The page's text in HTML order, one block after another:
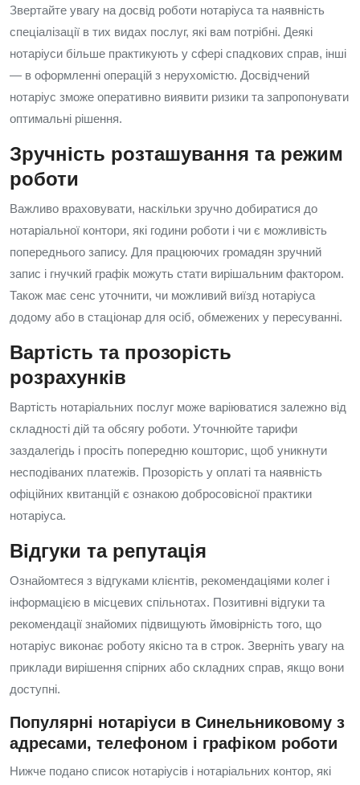
Звертайте увагу на досвід роботи нотаріуса та наявність
спеціалізації в тих видах послуг, які вам потрібні. Деякі
нотаріуси більше практикують у сфері спадкових справ, інші
— в оформленні операцій з нерухомістю. Досвідчений
нотаріус зможе оперативно виявити ризики та запропонувати
оптимальні рішення.
Зручність розташування та режим
роботи
Важливо враховувати, наскільки зручно добиратися до
нотаріальної контори, які години роботи і чи є можливість
попереднього запису. Для працюючих громадян зручний
запис і гнучкий графік можуть стати вирішальним фактором.
Також має сенс уточнити, чи можливий виїзд нотаріуса
додому або в стаціонар для осіб, обмежених у пересуванні.
Вартість та прозорість
розрахунків
Вартість нотаріальних послуг може варіюватися залежно від
складності дій та обсягу роботи. Уточнюйте тарифи
заздалегідь і просіть попередню кошторис, щоб уникнути
несподіваних платежів. Прозорість у оплаті та наявність
офіційних квитанцій є ознакою добросовісної практики
нотаріуса.
Відгуки та репутація
Ознайомтеся з відгуками клієнтів, рекомендаціями колег і
інформацією в місцевих спільнотах. Позитивні відгуки та
рекомендації знайомих підвищують ймовірність того, що
нотаріус виконає роботу якісно та в строк. Зверніть увагу на
приклади вирішення спірних або складних справ, якщо вони
доступні.
Популярні нотаріуси в Синельниковому з
адресами, телефоном і графіком роботи
Нижче подано список нотаріусів і нотаріальних контор, які